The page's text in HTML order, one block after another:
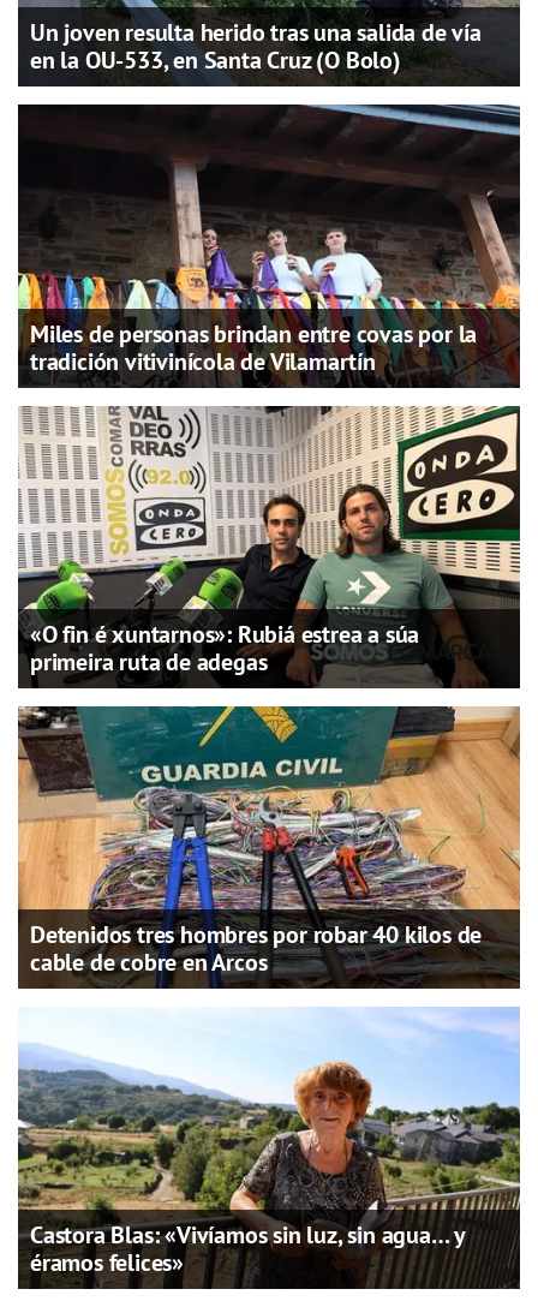
Un joven resulta herido tras una salida de vía
en la OU-533, en Santa Cruz (O Bolo)
Miles de personas brindan entre covas por la
tradición vitivinícola de Vilamartín
«O fin é xuntarnos»: Rubiá estrea a súa
primeira ruta de adegas
Detenidos tres hombres por robar 40 kilos de
cable de cobre en Arcos
Castora Blas: «Vivíamos sin luz, sin agua… y
éramos felices»